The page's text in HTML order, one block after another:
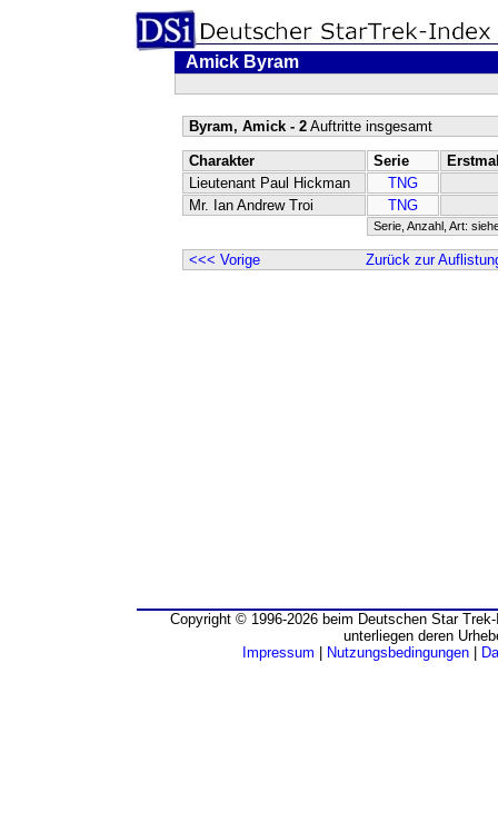
Amick Byram
Byram, Amick - 2Auftritte insgesamt
Charakter Serie
Lieutenant Paul Hickman
TNG
Mr. Ian Andrew Troi
TNG
Serie, Anzahl, Art:
<<< Vorige Zurück zur
Copyright © 1996-2026 beim Deutschen Star
unterliegen deren
Impressum
Nutzungsbedingungen